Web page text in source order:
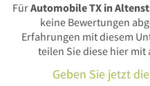
FürAutomobile TX in
keine Bewertungen
Erfahrungen mit diesem
teilen Sie diese hier
Geben Sie jetzt